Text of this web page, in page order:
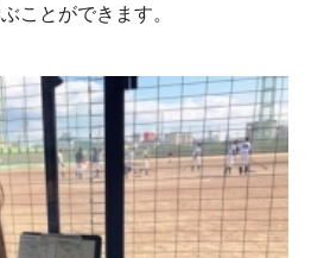
ことができます。